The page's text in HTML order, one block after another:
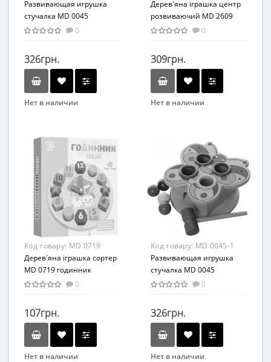
Развивающая игрушка
стучалка MD 0045
деревянная ( 0045-3
0
326грн.
Нет в наличии
Развивающая игрушка
Возраст
От 2-х лет
Возрастная группа
От 1 года
Материал
Дерево
Дерев'яна іграшка центр
розвиваючий MD 2609
сортер, геометрика
0
309грн.
Нет в наличии
Развивающая игрушка
Возраст
От 3-х лет
Возрастная группа
Материал
Комбинированный
Код товару: MD 0719
Дерев'яна іграшка сортер
MD 0719 годинник
0
107грн.
Нет в наличии
Код товару: MD 0045-1
Развивающая игрушка
стучалка MD 0045
деревянная ( 0045-1
0
326грн.
Нет в наличии